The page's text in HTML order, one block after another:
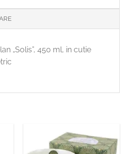
„Solis”, 450 ml, in cutie